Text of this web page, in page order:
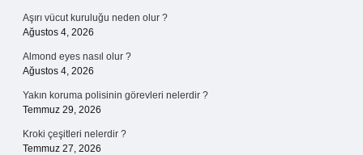
Aşırı vücut kuruluğu neden olur ?
Ağustos 4, 2026
Almond eyes nasıl olur ?
Ağustos 4, 2026
Yakın koruma polisinin görevleri nelerdir ?
Temmuz 29, 2026
Kroki çeşitleri nelerdir ?
Temmuz 27, 2026